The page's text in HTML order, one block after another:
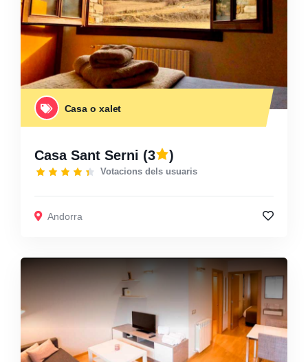
Casa o xalet
Casa Sant Serni (3 )
Votacions dels usuaris
Andorra